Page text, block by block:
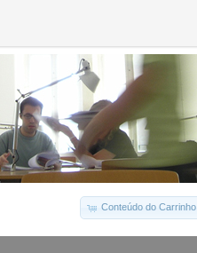
Conteúdo do Carrinho